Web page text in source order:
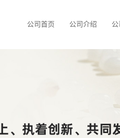
公司首页 公司介绍